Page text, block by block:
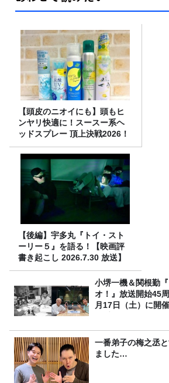
【頭皮のニオイにも】頭もヒ
ンヤリ快適に！スースー系ヘ
ッドスプレー 頂上決戦2026！
【後編】宇多丸『トイ・スト
ーリー５』を語る！【映画評
書き起こし 2026.7.30 放送】
小堺一機＆関根勤
オ！』放送開始45
月17日（土）に開
一番弟子の梅之丞
ました…